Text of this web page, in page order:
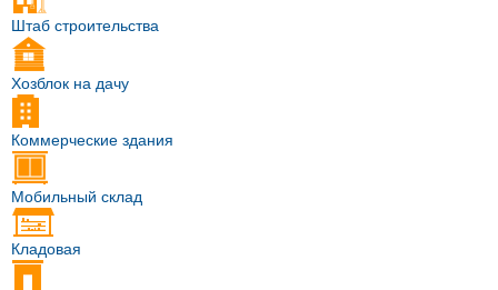
Штаб строительства
Хозблок на дачу
Коммерческие здания
Мобильный склад
Кладовая